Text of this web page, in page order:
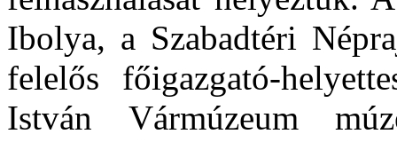
Ibolya, a Szabadtéri
felelős főigazgató-
István Vármúzeum